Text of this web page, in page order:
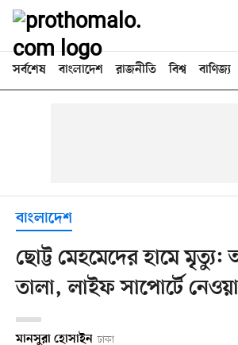
সর্বশেষ বাংলাদেশ রাজনীতি বিশ্ব বাণিজ্য
বাংলাদেশ
ছোট্ট মেহমেদের হামে
তালা, লাইফ সাপোর্টে নেওয়া
মানসুরা হোসাইন ঢাকা